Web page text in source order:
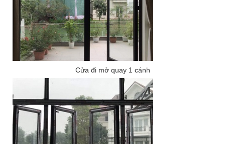
Cửa đi mở quay 1 cánh